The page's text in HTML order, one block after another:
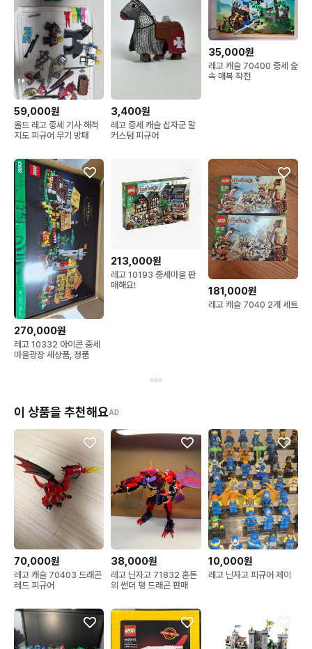
59,000원
올드 레고 중세 기사 해적
지도 피규어 무기 방패
3,400원
레고 중세 캐슬 십자군 말
커스텀 피규어
35,000원
레고 캐슬 70400 중세 숲
속 매복 작전
270,000원
레고 10332 아이콘 중세
마을광장 새상품, 정품
213,000원
레고 10193 중세마을 판
매해요!
181,000원
레고 캐슬 7040 2개 세트
이 상품을 추천해요AD
70,000원
레고 캐슬 70403 드래곤
레드 피규어
38,000원
레고 닌자고 71832 혼돈
의 썬더 팽 드래곤 판매
10,000원
레고 닌자고 피규어 제이